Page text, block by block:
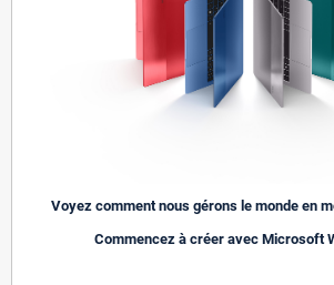
Voyez comment nous gérons le monde en
Commencez à créer avec Microsoft